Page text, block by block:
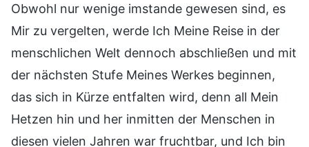
Obwohl nur wenige imstande gewesen sind, es
Mir zu vergelten, werde Ich Meine Reise in der
menschlichen Welt dennoch abschließen und mit
der nächsten Stufe Meines Werkes beginnen,
das sich in Kürze entfalten wird, denn all Mein
Hetzen hin und her inmitten der Menschen in
diesen vielen Jahren war fruchtbar, und Ich bin